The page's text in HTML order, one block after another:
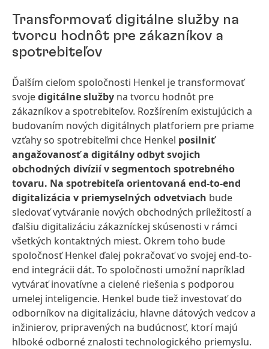
Transformovať digitálne služby na
tvorcu hodnôt pre zákazníkov a
spotrebiteľov
Ďalším cieľom spoločnosti Henkel je transformovať
svojedigitálne služby na tvorcu hodnôt pre
zákazníkov a spotrebiteľov. Rozšírením existujúcich a
budovaním nových digitálnych platforiem pre priame
vzťahy so spotrebiteľmi chce Henkel posilniť
angažovanosť a digitálny odbyt svojich
obchodných divízií v segmentoch spotrebného
tovaru. Na spotrebiteľa orientovaná end-to-end
digitalizácia v priemyselných odvetviach bude
sledovať vytváranie nových obchodných príležitostí a
ďalšiu digitalizáciu zákazníckej skúsenosti v rámci
všetkých kontaktných miest. Okrem toho bude
spoločnosť Henkel ďalej pokračovať vo svojej end-to-
end integrácii dát. To spoločnosti umožní napríklad
vytvárať inovatívne a cielené riešenia s podporou
umelej inteligencie. Henkel bude tiež investovať do
odborníkov na digitalizáciu, hlavne dátových vedcov a
inžinierov, pripravených na budúcnosť, ktorí majú
hlboké odborné znalosti technologického priemyslu.